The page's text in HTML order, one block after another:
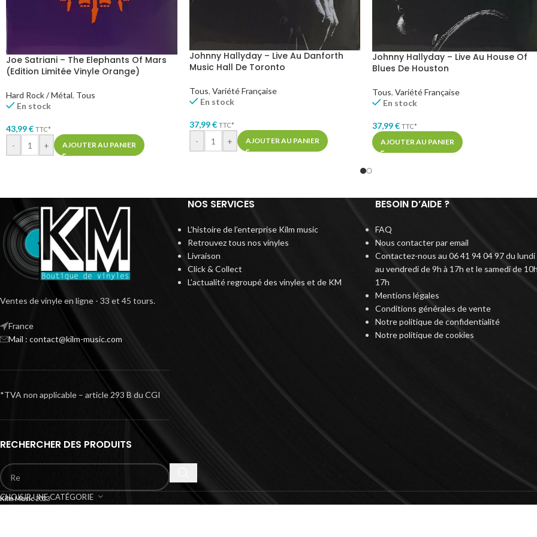
Joe Satriani – The Elephants Of Mars
(Edition Limitée Vinyle Orange)
Hard Rock / Métal, Tous
En stock
43,99€ TTC*
- + AJOUTER AU PANIER
Johnny Hallyday – Live Au Danforth
Music Hall De Toronto
Tous, Variété Française
En stock
37,99€ TTC*
- + AJOUTER AU PANIER
Johnny Hallyday – Live Au House Of
Blues De Houston
Tous, Variété Française
En stock
37,99€ TTC*
AJOUTER AU PANIER
Ventes de vinyle en ligne - 33 et 45 tours.
France
Mail : contact@kilm-music.com
*TVA non applicable – article 293 B du CGI
RECHERCHER DES PRODUITS
CHOISIR UNE CATÉGORIE
NOS SERVICES
L’histoire de l’enterprise Kilm music
Retrouvez tous nos vinyles
Livraison
Click & Collect
L’actualité regroupé des vinyles et de KM
BESOIN D’AIDE ?
FAQ
Nous contacter par email
Contactez-nous au 06 41 94 04 97 du lundi
au vendredi de 9h à 17h et le samedi de
17h
Mentions légales
Conditions générales de vente
Notre politique de confidentialité
Notre politique de cookies
Kilm Music2023